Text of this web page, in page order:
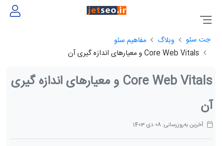
جت سئو وبلاگ
مفاهیم سئو
Core Web Vitals و معیارهای اندازه گیری آن
Core Web Vitals و معیارهای اندازه گیری
آن
آخرین به‌روزرسانی: 08 دی 1403